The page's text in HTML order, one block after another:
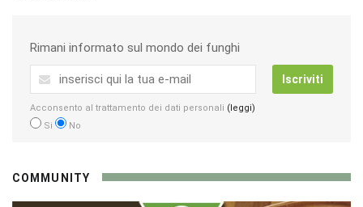
Rimani informato sul mondo dei funghi
Iscriviti
Acconsento al trattamento dei dati personali (leggi)
Si
No
COMMUNITY